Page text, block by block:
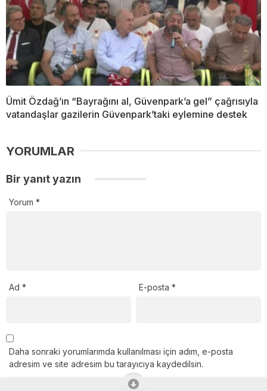
Ümit Özdağ’ın “Bayrağını al, Güvenpark’a gel” çağrısıyla
vatandaşlar gazilerin Güvenpark’taki eylemine destek
YORUMLAR
Bir yanıt yazın
Yorum *
Ad * E-posta*
Daha sonraki yorumlarımda kullanılması için adım, e-posta
adresim ve site adresim bu tarayıcıya kaydedilsin.